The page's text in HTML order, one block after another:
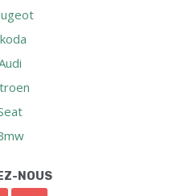
NOUS